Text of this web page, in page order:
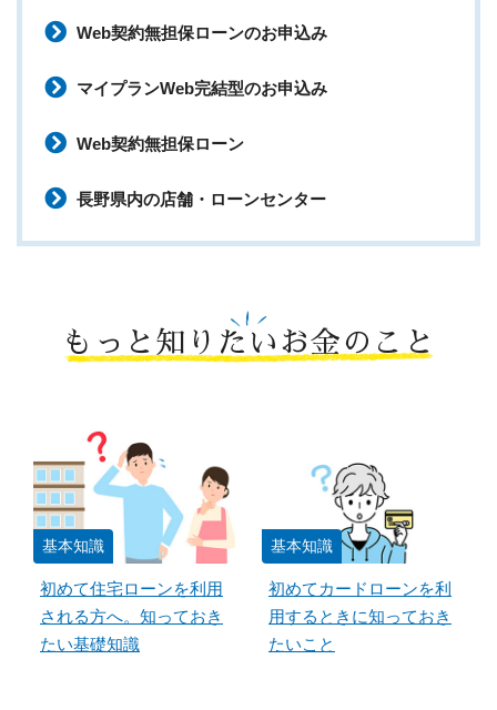
Web契約無担保ローンのお申込み
マイプランWeb完結型のお申込み
Web契約無担保ローン
長野県内の店舗・ローンセンター
もっと知りたいお金のこと
基本知識
初めて住宅ローンを利用
される方へ。知っておき
たい基礎知識
基本知識
初めてカードローンを利
用するときに知っておき
たいこと